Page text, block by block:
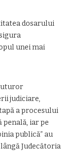
dosarului
unei mai
judiciare,
a procesului
penală, iar pe
publică” au
Judecătoria